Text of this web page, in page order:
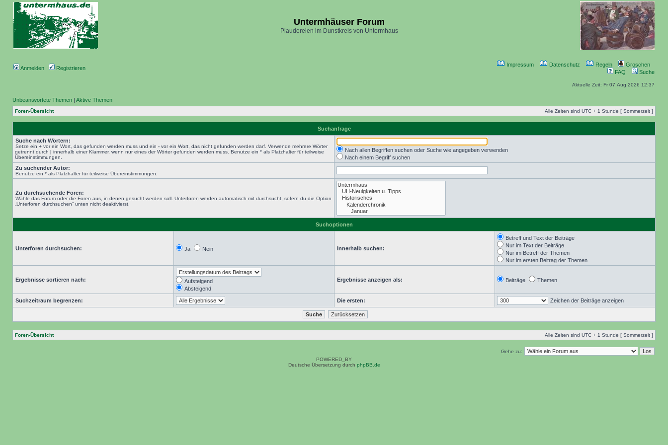
Untermhäuser Forum
Plaudereien im Dunstkreis von Untermhaus
Anmelden Registrieren
Impressum Datenschutz Regeln
Groschen
FAQ
Suche
Aktuelle Zeit: Fr 07.Aug 2026 12:37
Unbeantwortete Themen | Aktive Themen
Foren-Übersicht Alle Zeiten sind UTC + 1 Stunde [ Sommerzeit ]
Suchanfrage
Suche nach Wörtern:
Setze ein + vor ein Wort, das gefunden werden muss und ein - vor ein Wort, das nicht gefunden werden darf. Verwende mehrere Wörter
getrennt durch | innerhalb einer Klammer, wenn nur eines der Wörter gefunden werden muss. Benutze ein * als Platzhalter für teilweise
Übereinstimmungen.
Nach allen Begriffen suchen oder Suche wie angegeben verwenden
Nach einem Begriff suchen
Zu suchender Autor:
Benutze ein * als Platzhalter für teilweise Übereinstimmungen.
Zu durchsuchende Foren:
Wähle das Forum oder die Foren aus, in denen gesucht werden soll. Unterforen werden automatisch mit durchsucht, sofern du die Option
„Unterforen durchsuchen“ unten nicht deaktivierst.
Suchoptionen
Unterforen durchsuchen: Ja Nein Innerhalb suchen:
Betreff und Text der Beiträge
Nur im Text der Beiträge
Nur im Betreff der Themen
Nur im ersten Beitrag der Themen
Ergebnisse sortieren nach:
Aufsteigend
Absteigend
Ergebnisse anzeigen als: Beiträge Themen
Suchzeitraum begrenzen: Die ersten: Zeichen der Beiträge anzeigen
Foren-Übersicht Alle Zeiten sind UTC + 1 Stunde [ Sommerzeit ]
Gehe zu:
POWERED_BY
Deutsche Übersetzung durch phpBB.de